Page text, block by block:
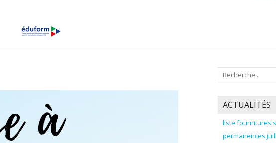
ACTUALITÉS
liste fournitures
permanences